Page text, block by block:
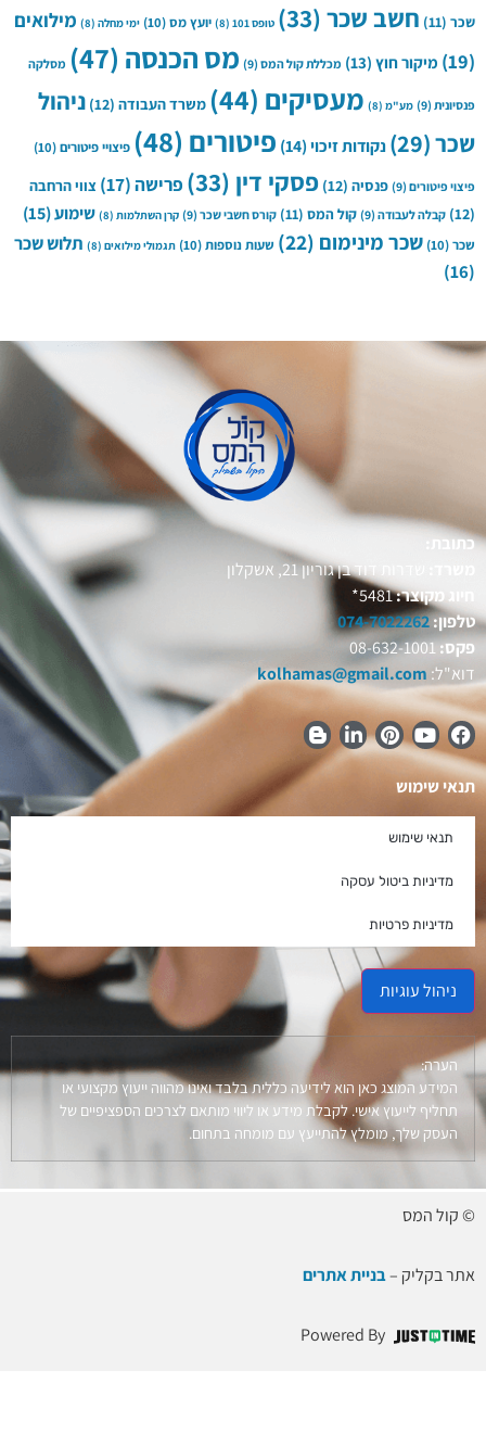
שכר(11) חשב שכר(33) טופס 101 (8) יועץ מס(10) ימי מחלה(8)
מילואים
מיקור חוץ(13) מכללת קול המס(9) מס הכנסה(47) מסלקה
פנסיונית(9) מע"מ(8) מעסיקים(44) משרד העבודה(12)
ניהול
שכר(29) נקודות זיכוי(14) פיטורים(48) פיצויי פיטורים(10)
פיצוי פיטורים(9) פנסיה(12) פסקי דין(33) פרישה(17)
צווי הרחבה
קבלה לעבודה(9) קול המס(11) קורס חשבי שכר(9) קרן השתלמות(8) שימוע(15)
שכר(10) שכר מינימום(22) שעות נוספות(10) תגמולי מילואים(8)
תלוש שכר
כתובת:
משרד:
שדרות דוד בן גוריון 21, אשקלון
חיוג מקוצר:5481*
טלפון:074-7022262
פקס:08-632-1001
דוא"ל:kolhamas@gmail.com
תנאי שימוש
תנאי שימוש
מדיניות ביטול עסקה
מדיניות פרטיות
ניהול עוגיות
הערה:
המידע המוצג כאן הוא לידיעה כללית בלבד ואינו מהווה ייעוץ מקצועי או
תחליף לייעוץ אישי. לקבלת מידע או ליווי מותאם לצרכים הספציפיים של
העסק שלך, מומלץ להתייעץ עם מומחה בתחום.
© קול המס
אתר בקליק – בניית אתרים
Powered By